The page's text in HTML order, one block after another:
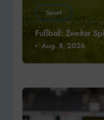
Sport
Fußball: Zweiter
Aug. 8, 2026